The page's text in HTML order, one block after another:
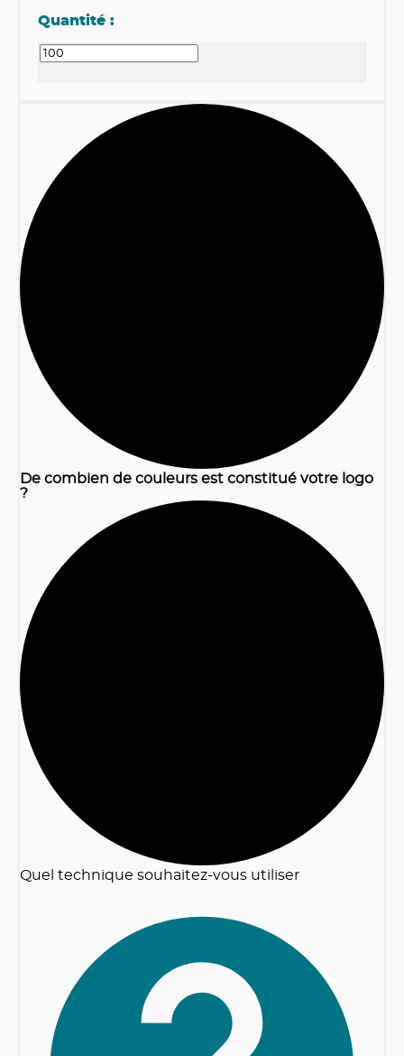
Quantité :
De combien de couleurs est constitué votre logo
?
Quel technique souhaitez-vous utiliser